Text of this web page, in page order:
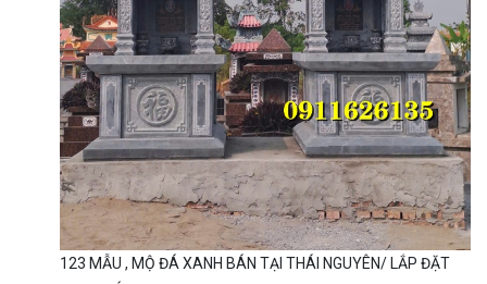
123 MẪU , MỘ ĐÁ XANH BÁN TẠI THÁI NGUYÊN/ LẮP ĐẶT